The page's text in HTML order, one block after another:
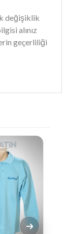
değişiklik
alınız
geçerliliği